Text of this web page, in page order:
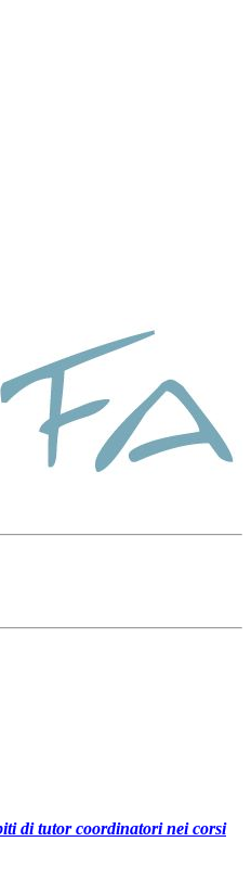
di tutor coordinatori nei corsi